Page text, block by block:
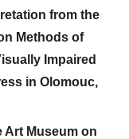
from the
Methods of
Impaired
inOlomouc,
Art Museum on